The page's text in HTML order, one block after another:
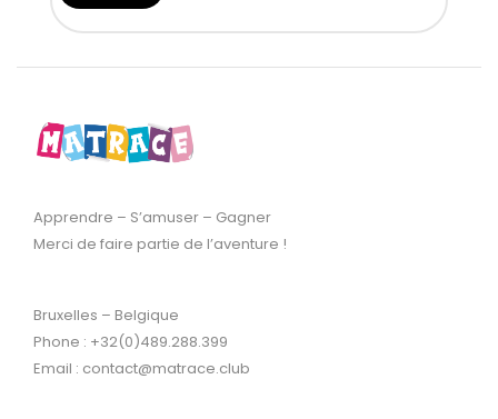
Apprendre – S’amuser – Gagner
Merci de faire partie de l’aventure !
Bruxelles – Belgique
Phone : +32(0)489.288.399
Email : contact@matrace.club